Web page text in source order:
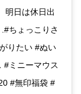
明日は休日出
.#ちょっこりさ
りたい #ぬい
#ミニーマウス
#無印福袋 #